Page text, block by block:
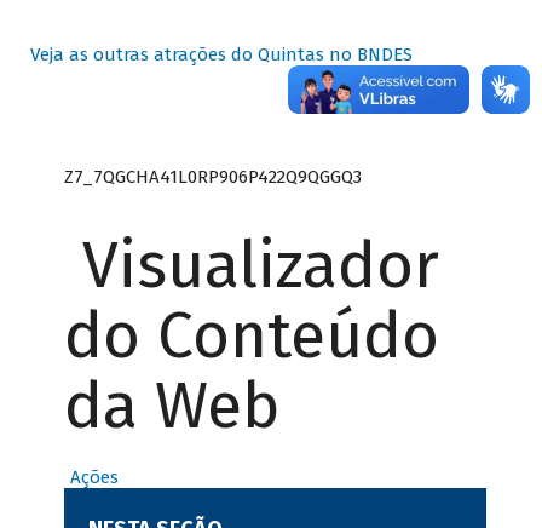
Veja as outras atrações do Quintas no BNDES
Z7_7QGCHA41L0RP906P422Q9QGGQ3
Visualizador
do Conteúdo
da Web
Ações